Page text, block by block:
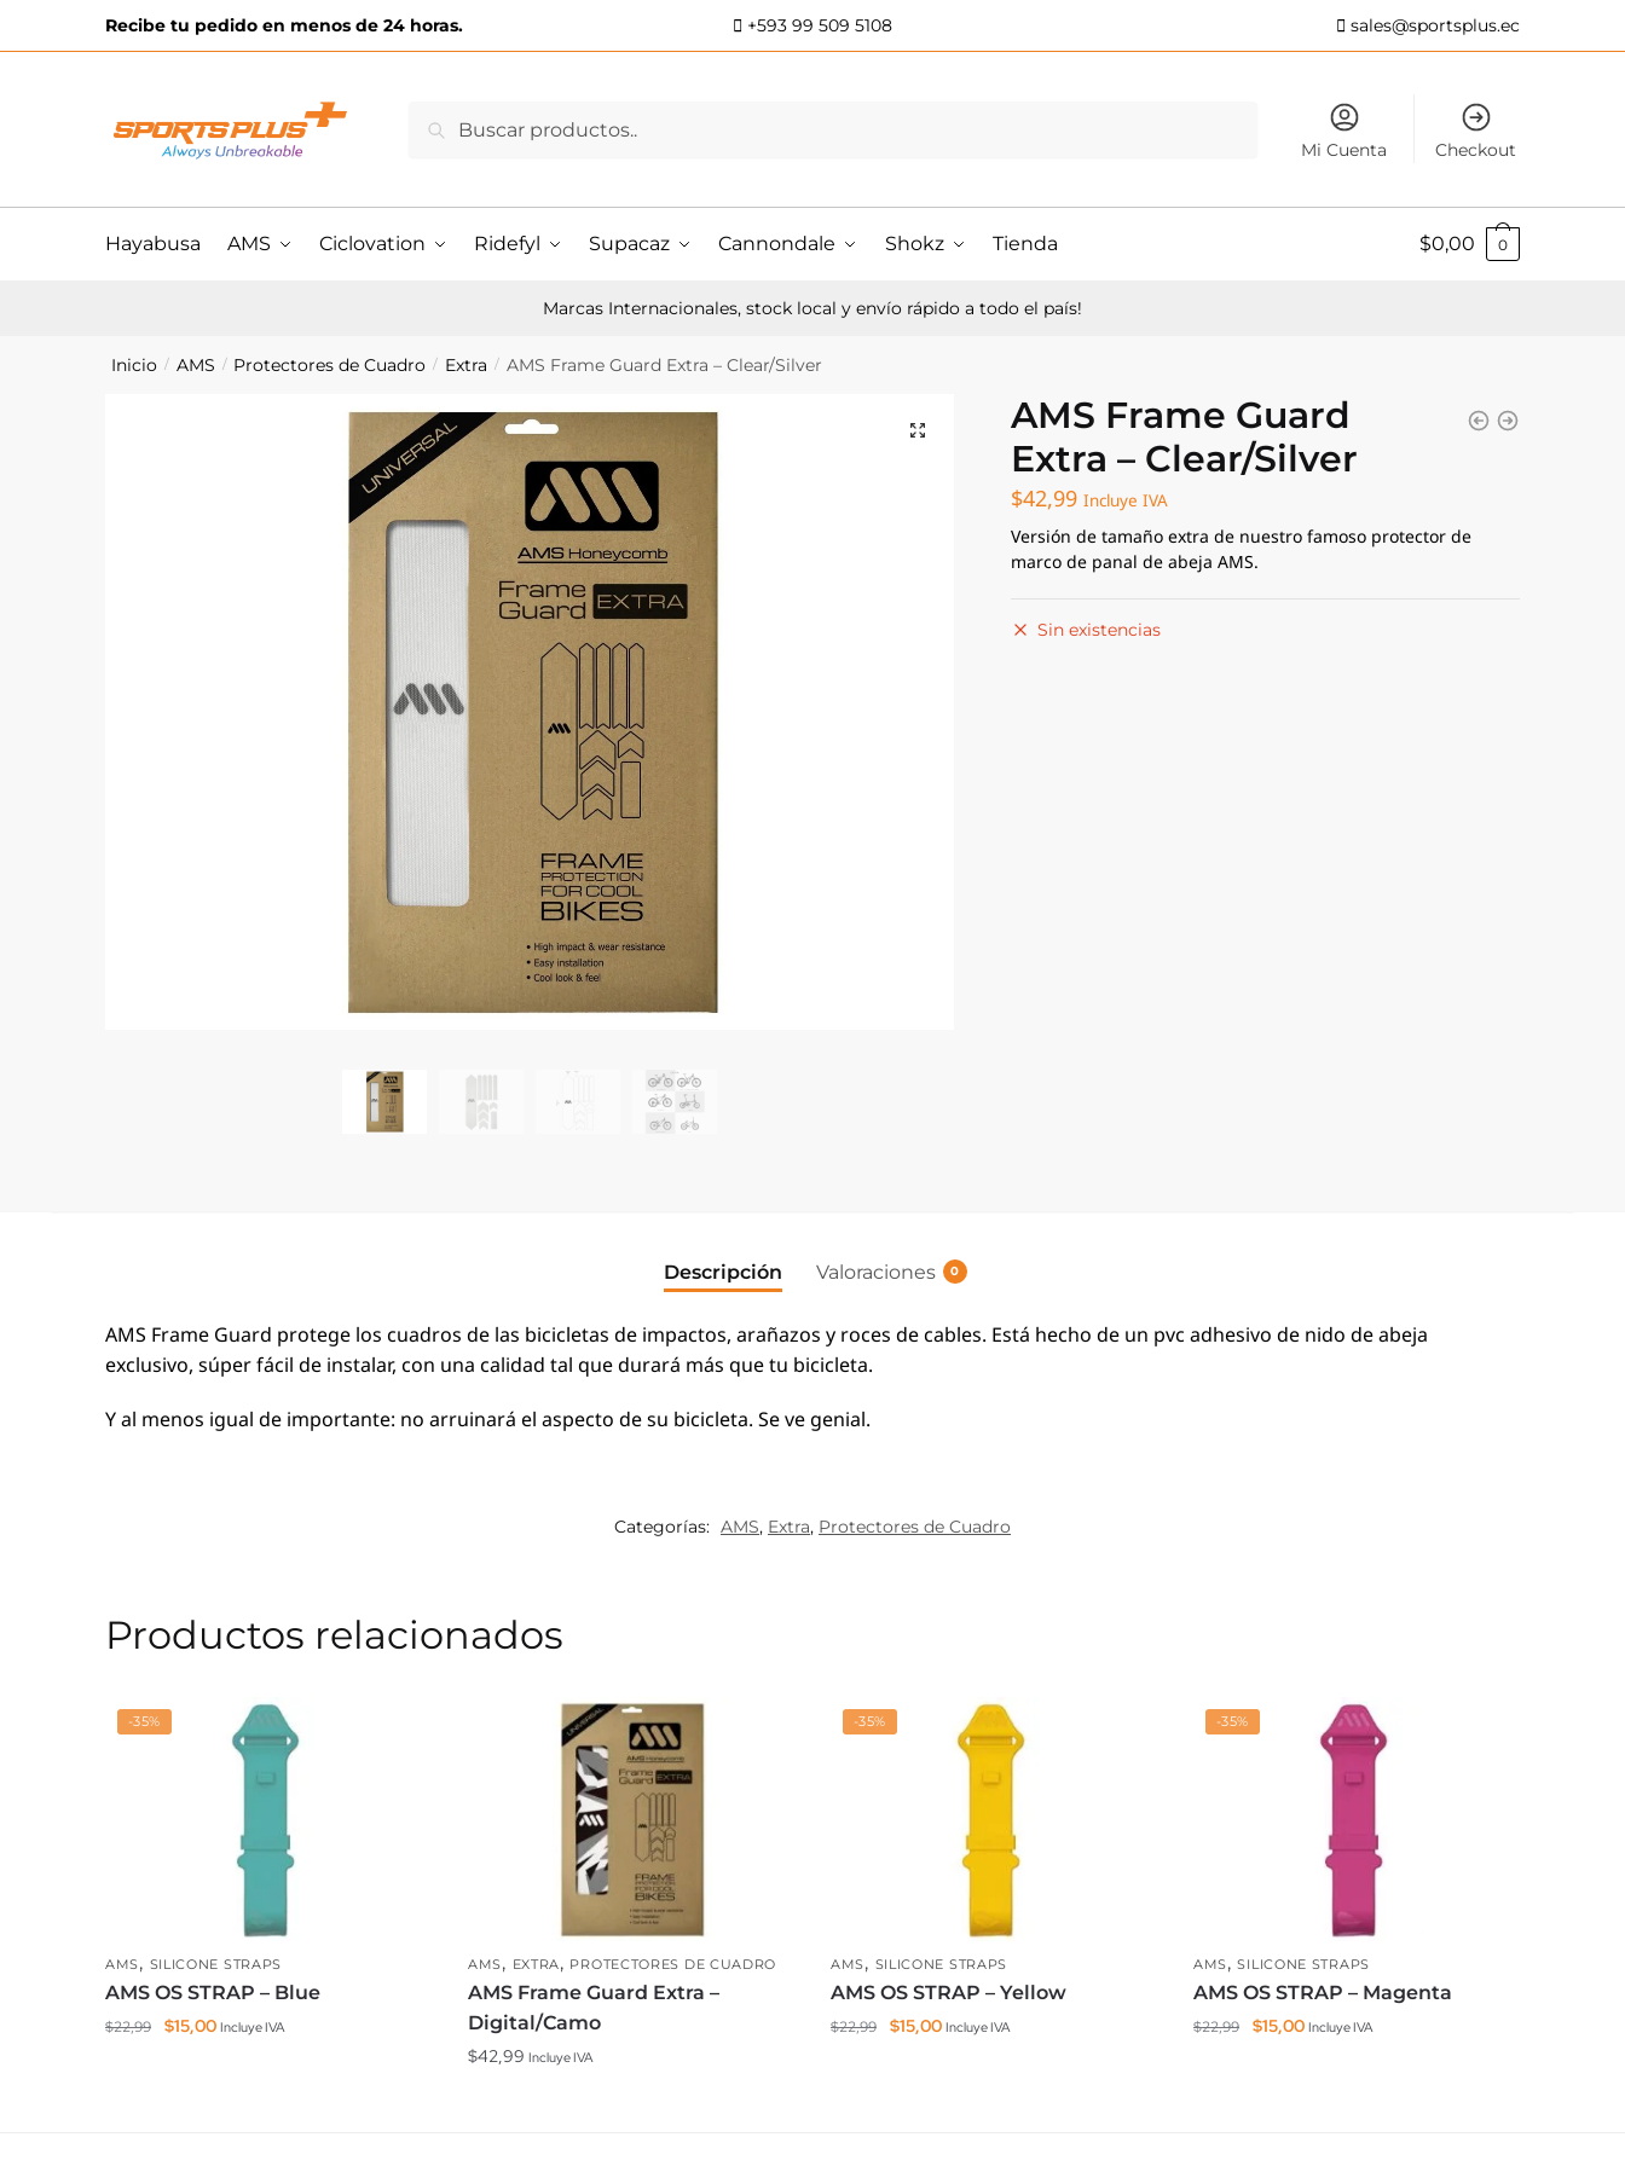
Recibe tu pedido en menos de 24 horas. +593 99 509 5108 sales@sportsplus.ec
por:
Buscar
Mi Cuenta Checkout
Hayabusa AMS Ciclovation Ridefyl Supacaz Cannondale Shokz Tienda $0,00 0
Marcas Internacionales, stock local y envío rápido a todo el país!
Inicio / AMS / Protectores de Cuadro / Extra / AMS Frame Guard Extra – Clear/Silver
AMS Frame Guard
Extra – Clear/Silver
$42,99Incluye IVA
Versión de tamaño extra de nuestro famoso protector de
marco de panal de abeja AMS.
Sin existencias
Descripción Valoraciones 0
AMS Frame Guard protege los cuadros de las bicicletas de impactos, arañazos y roces de cables.Está hecho de un pvc adhesivo de nido de abeja
exclusivo, súper fácil de instalar, con una calidad tal que durará más que tu bicicleta.
Y al menos igual de importante: no arruinará el aspecto de su bicicleta. Se ve genial.
Categorías: AMS, Extra, Protectores de Cuadro
Productos relacionados
-35%
AMS, SILICONE STRAPS
AMS OS STRAP – Blue
$22,99
El
$15,00ElIncluye IVA
AMS, EXTRA, PROTECTORES DE CUADRO
AMS Frame Guard Extra –
Digital/Camo
$42,99 Incluye IVA
-35%
AMS, SILICONE STRAPS
AMS OS STRAP – Yellow
$22,99
El
$15,00ElIncluye IVA
-35%
AMS,SILICONE STRAPS
AMS OS STRAP – Magenta
$22,99
El
$15,00ElIncluye IVA